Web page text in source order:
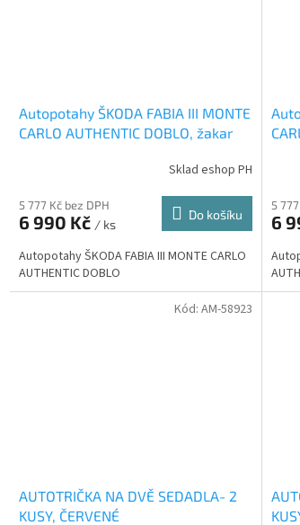
Autopotahy ŠKODA FABIA III MONTE
CARLO AUTHENTIC DOBLO, žakar
Sklad eshop PH
5 777 Kč bez DPH
6 990 Kč / ks
Do košíku
Autopotahy ŠKODA FABIA III MONTE CARLO
AUTHENTIC DOBLO
5
6
AUTOTRIČKA NA DVĚ SEDADLA- 2
KUSY, ČERVENÉ
Kód: AM-58923